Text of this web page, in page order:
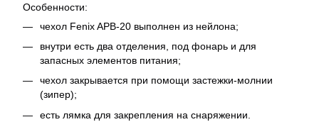
Особенности:
чехол Fenix APB-20 выполнен из нейлона;
внутри есть два отделения, под фонарь и для
запасных элементов питания;
чехол закрывается при помощи застежки-молнии
(зипер);
есть лямка для закрепления на снаряжении.